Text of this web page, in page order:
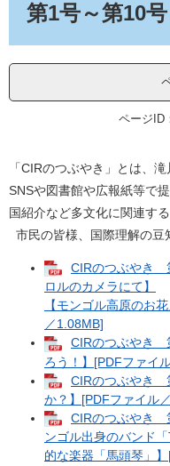
第1号～第10号
ページID
「CIRのつぶやき」とは、
SNSや図書館や広報紙等で
国紹介など多文化に関連す
市民の皆様、国際理解の豆
CIRのつぶやき
ロルのカメラにて】
【モンゴル高原のお
／1.08MB]
CIRのつぶやき
ろう！】[PDFファイ
CIRのつぶやき
か？】[PDFファイル
CIRのつぶやき
ンゴル出身のバンド
的な楽器「馬頭琴」